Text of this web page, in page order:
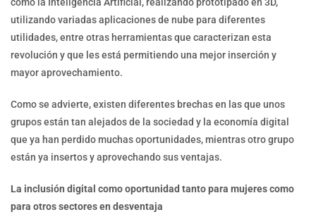
utilizando variadas aplicaciones de nube para diferentes
utilidades, entre otras herramientas que caracterizan esta
revolución y que les está permitiendo una mejor inserción y
mayor aprovechamiento.
Como se advierte, existen diferentes brechas en las que unos
grupos están tan alejados de la sociedad y la economía digital
que ya han perdido muchas oportunidades, mientras otro grupo
están ya insertos y aprovechando sus ventajas.
La inclusión digital como oportunidad tanto para mujeres como
para otros sectores en desventaja